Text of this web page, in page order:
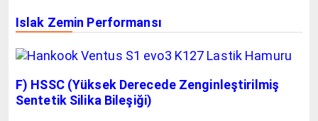
Islak Zemin Performansı
F) HSSC (Yüksek Derecede Zenginleştirilmiş
Sentetik Silika Bileşiği)